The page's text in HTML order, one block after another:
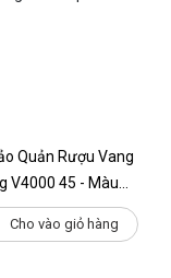
DẪN ĐẾN
43 °C
Quản Rượu Vang
V4000 45 - Màu
Kim
Cho vào giỏ hàng